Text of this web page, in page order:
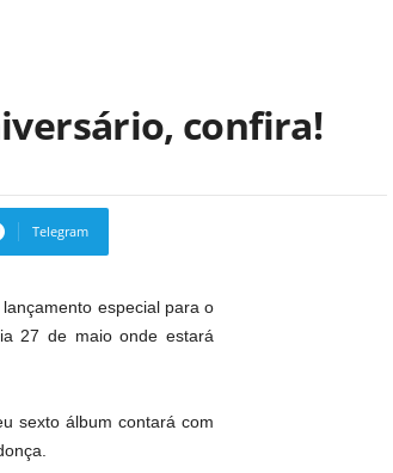
confira!
Telegram
especial para o
27 de maio onde estará
sexto álbum contará com